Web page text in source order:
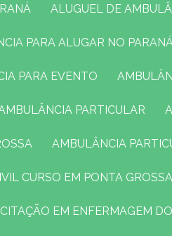
ALUGUEL DE
PARA ALUGAR NO
PARA EVENTO
AMBULÂNCIA PARTICULAR
AMBULÂNCIA
CURSO EM PONTA GROSSA
EM ENFERMAGEM